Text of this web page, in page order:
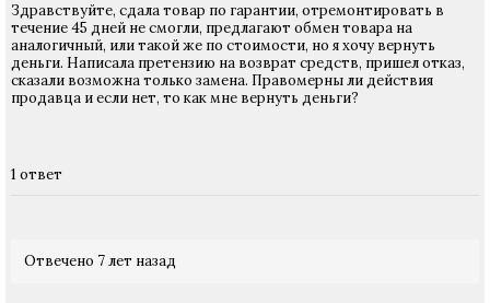
Здравствуйте, сдала товар по гарантии, отремонтировать в
течение 45 дней не смогли, предлагают обмен товара на
аналогичный, или такой же по стоимости, но я хочу вернуть
деньги. Написала претензию на возврат средств, пришел отказ,
сказали возможна только замена. Правомерны ли действия
продавца и если нет, то как мне вернуть деньги?
1 ответ
Отвечено 7 лет назад